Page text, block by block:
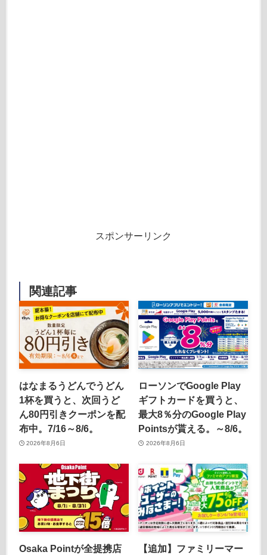
スポンサーリンク
関連記事
はなまるうどんでうどん
1杯を買うと、次回うど
ん80円引きクーポンを配
布中。7/16～8/6。
2026年8月6日
ローソンでGoogle Play
ギフトカードを買うと、
最大8％分のGoogle Play
Pointsが貰える。～8/6。
2026年8月6日
Osaka Pointが全提携店
【追加】ファミリーマー